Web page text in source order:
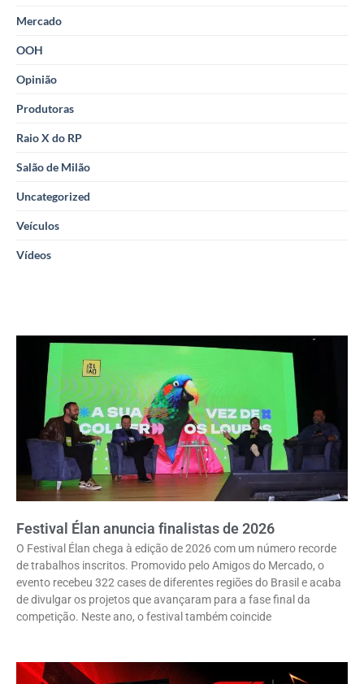
Mercado
OOH
Opinião
Produtoras
Raio X do RP
Salão de Milão
Uncategorized
Veículos
Vídeos
Festival Élan anuncia finalistas de 2026
O Festival Élan chega à edição de 2026 com um número recorde
de trabalhos inscritos. Promovido pelo Amigos do Mercado, o
evento recebeu 322 cases de diferentes regiões do Brasil e acaba
de divulgar os projetos que avançaram para a fase final da
competição. Neste ano, o festival também coincide